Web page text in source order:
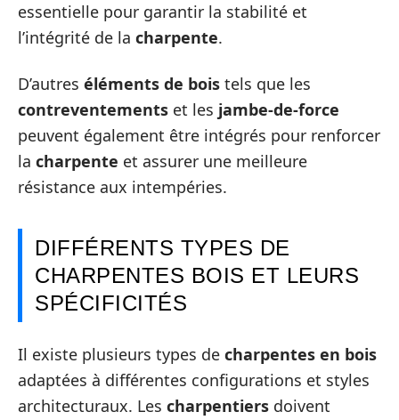
essentielle pour garantir la stabilité et
l’intégrité de la charpente.
D’autres éléments de bois tels que les
contreventements et les jambe-de-force
peuvent également être intégrés pour renforcer
la charpente et assurer une meilleure
résistance aux intempéries.
DIFFÉRENTS TYPES DE
CHARPENTES BOIS ET LEURS
SPÉCIFICITÉS
Il existe plusieurs types de charpentes en bois
adaptées à différentes configurations et styles
architecturaux. Les charpentiers doivent